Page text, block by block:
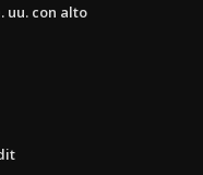
uu. con alto